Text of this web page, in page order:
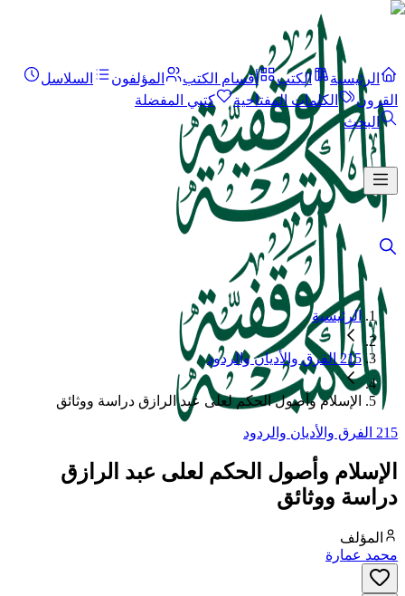
الرئيسية الكتب أقسام الكتب المؤلفون
السلاسل
القرون
الكلمات المفتاحية
كتبي المفضلة
البحث
الرئيسية
215 الفرق والأديان والردود
الإسلام وأصول الحكم لعلى عبد الرازق دراسة ووثائق
215 الفرق والأديان والردود
الإسلام وأصول الحكم لعلى عبد الرازق
دراسة ووثائق
المؤلف
محمد عمارة